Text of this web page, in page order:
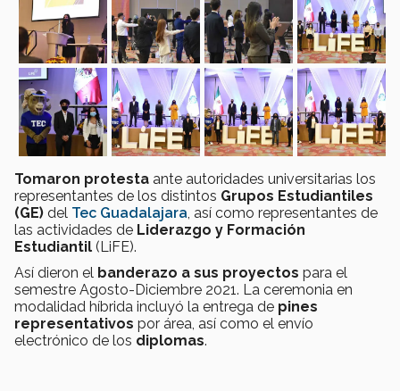
Tomaron protesta ante autoridades universitarias los
representantes de los distintos Grupos Estudiantiles
(GE) del Tec Guadalajara , así como representantes de
las actividades de Liderazgo y Formación
Estudiantil (LiFE).
Así dieron el banderazo a sus proyectos para el
semestre Agosto-Diciembre 2021. La ceremonia en
modalidad híbrida incluyó la entrega de pines
representativos por área, así como el envío
electrónico de los diplomas.